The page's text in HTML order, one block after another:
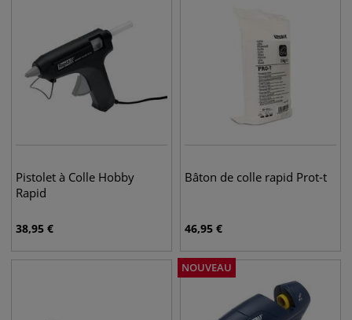
Pistolet à Colle Hobby
Rapid
38,95 €
Bâton de colle rapid Prot-t
46,95 €
NOUVEAU